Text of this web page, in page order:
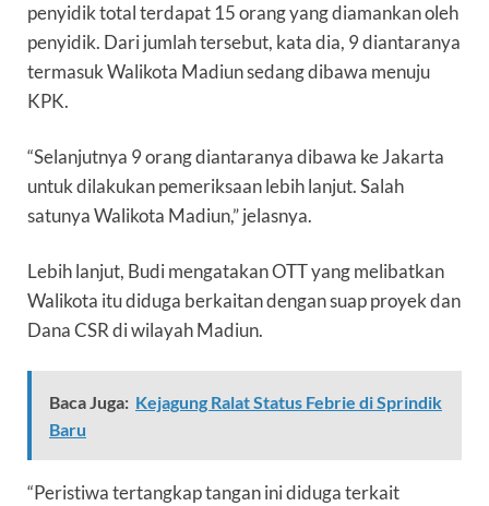
penyidik total terdapat 15 orang yang diamankan oleh
penyidik. Dari jumlah tersebut, kata dia, 9 diantaranya
termasuk Walikota Madiun sedang dibawa menuju
KPK.
“Selanjutnya 9 orang diantaranya dibawa ke Jakarta
untuk dilakukan pemeriksaan lebih lanjut. Salah
satunya Walikota Madiun,” jelasnya.
Lebih lanjut, Budi mengatakan OTT yang melibatkan
Walikota itu diduga berkaitan dengan suap proyek dan
Dana CSR di wilayah Madiun.
Baca Juga: Kejagung Ralat Status Febrie di Sprindik
Baru
“Peristiwa tertangkap tangan ini diduga terkait